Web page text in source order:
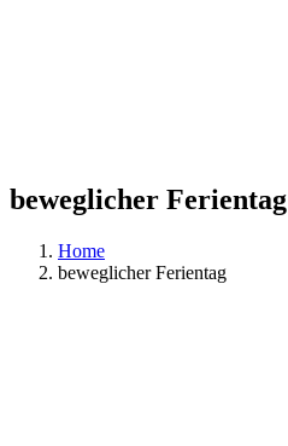
beweglicher Ferientag
Home
beweglicher Ferientag